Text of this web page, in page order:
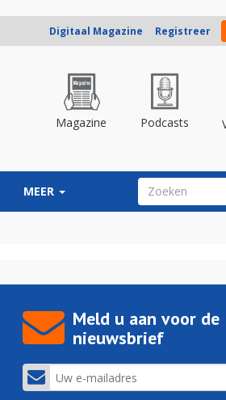
Digitaal Magazine Registreer
Magazine Podcasts
MEER ZOEKVELD
Meld u aan voor de
nieuwsbrief